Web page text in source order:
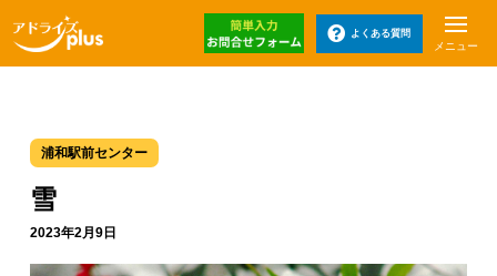
よくある質問
メニュー
浦和駅前センター
雪
2023年2月9日